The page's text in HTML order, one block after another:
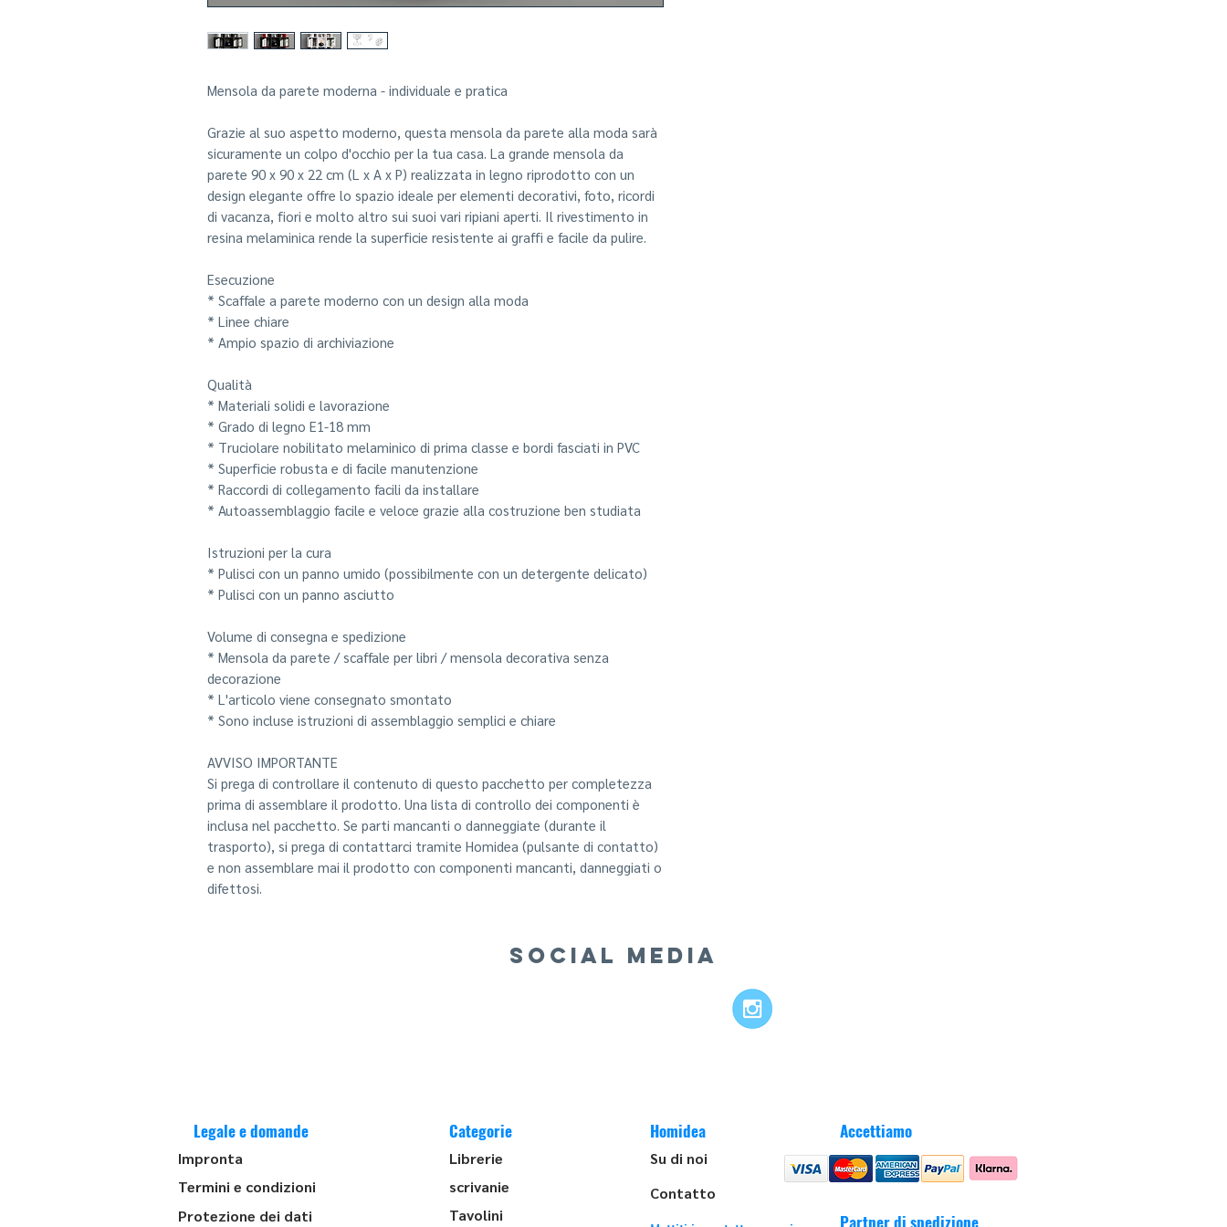
Mensola da parete moderna - individuale e pratica
Grazie al suo aspetto moderno, questa mensola da parete alla moda sarà
sicuramente un colpo d'occhio per la tua casa. La grande mensola da
parete 90 x 90 x 22 cm (L x A x P) realizzata in legno riprodotto con un
design elegante offre lo spazio ideale per elementi decorativi, foto, ricordi
di vacanza, fiori e molto altro sui suoi vari ripiani aperti. Il rivestimento in
resina melaminica rende la superficie resistente ai graffi e facile da pulire.
Esecuzione
* Scaffale a parete moderno con un design alla moda
* Linee chiare
* Ampio spazio di archiviazione
Qualità
* Materiali solidi e lavorazione
* Grado di legno E1-18 mm
* Truciolare nobilitato melaminico di prima classe e bordi fasciati in PVC
* Superficie robusta e di facile manutenzione
* Raccordi di collegamento facili da installare
* Autoassemblaggio facile e veloce grazie alla costruzione ben studiata
Istruzioni per la cura
* Pulisci con un panno umido (possibilmente con un detergente delicato)
* Pulisci con un panno asciutto
Volume di consegna e spedizione
* Mensola da parete / scaffale per libri / mensola decorativa senza
decorazione
* L'articolo viene consegnato smontato
* Sono incluse istruzioni di assemblaggio semplici e chiare
AVVISO IMPORTANTE
Si prega di controllare il contenuto di questo pacchetto per completezza
prima di assemblare il prodotto. Una lista di controllo dei componenti è
inclusa nel pacchetto. Se parti mancanti o danneggiate (durante il
trasporto), si prega di contattarci tramite Homidea (pulsante di contatto)
e non assemblare mai il prodotto con componenti mancanti, danneggiati o
difettosi.
SOCIAL MEDIA
Legale e domande
Impronta
Termini e condizioni
Protezione dei dati
Categorie
Librerie
scrivanie
Tavolini
Homidea
Su di noi
Accettiamo
Contatto
Partner di spedizione